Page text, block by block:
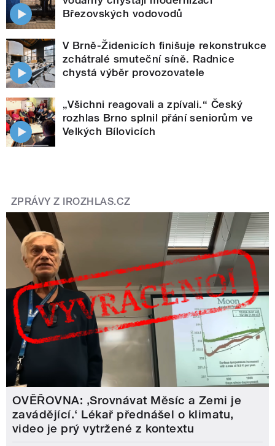
Březovských vodovodů
V Brně-Židenicích finišuje rekonstrukce
zchátralé smuteční síně. Radnice
chystá výběr provozovatele
„Všichni reagovali a zpívali.“ Český
rozhlas Brno splnil přání seniorům ve
Velkých Bílovicích
ZPRÁVY Z IROZHLAS.CZ
OVĚŘOVNA: ‚Srovnávat Měsíc a Zemi je
zavádějící.‘ Lékař přednášel o klimatu,
video je prý vytržené z kontextu